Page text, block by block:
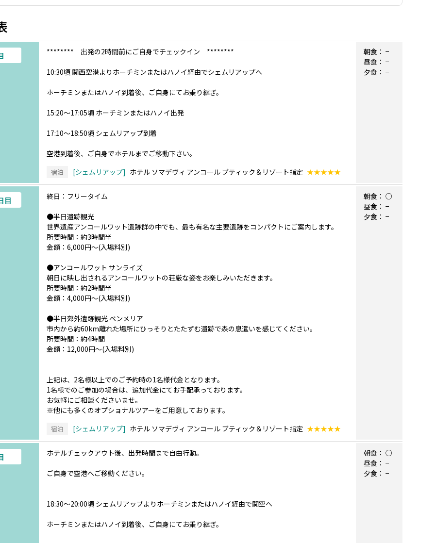
******** 出発の2時間前にご自身でチェックイン ********
10:30頃 関西空港よりホーチミンまたはハノイ経由でシェムリアップへ
ホーチミンまたはハノイ到着後、ご自身にてお乗り継ぎ。
15:20～17:05頃 ホーチミンまたはハノイ出発
17:10～18:50頃 シェムリアップ到着
空港到着後、ご自身でホテルまでご移動下さい。
宿泊 シェムリアップ ホテル ソマデヴィ アンコール ブティック＆リゾート指定 ★★★★★
朝食： −
昼食： −
夕食： −
目 終日：フリータイム
●半日遺跡観光
世界遺産アンコールワット遺跡群の中でも、最も有名な主要遺跡をコンパクトにご案内します。
所要時間：約3時間半
金額：6,000円～(入場料別)
●アンコールワット サンライズ
朝日に映し出されるアンコールワットの荘厳な姿をお楽しみいただきます。
所要時間：約2時間半
金額：4,000円～(入場料別)
●半日郊外遺跡観光 ベンメリア
市内から約60km離れた場所にひっそりとたたずむ遺跡で森の息遣いを感じてください。
所要時間：約4時間
金額：12,000円～(入場料別)
上記は、2名様以上でのご予約時の1名様代金となります。
1名様でのご参加の場合は、追加代金にてお手配承っております。
お気軽にご相談くださいませ。
※他にも多くのオプショナルツアーをご用意しております。
宿泊 シェムリアップ ホテル ソマデヴィ アンコール ブティック＆リゾート指定 ★★★★★
朝食： ○
昼食： −
夕食： −
ホテルチェックアウト後、出発時間まで自由行動。
ご自身で空港へご移動ください。
18:30～20:00頃 シェムリアップよりホーチミンまたはハノイ経由で関空へ
ホーチミンまたはハノイ到着後、ご自身にてお乗り継ぎ。
朝食： ○
昼食： −
夕食： −